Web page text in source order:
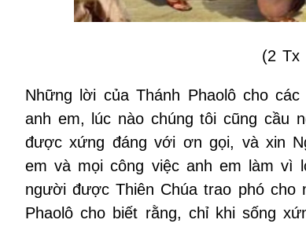
(2 Tx
Những lời của Thánh Phaolô cho
anh em, lúc nào chúng tôi cũng cầu
được xứng đáng với ơn gọi, và xin
em và mọi công việc anh em làm vì
người được Thiên Chúa trao phó cho
Phaolô cho biết rằng, chỉ khi sống